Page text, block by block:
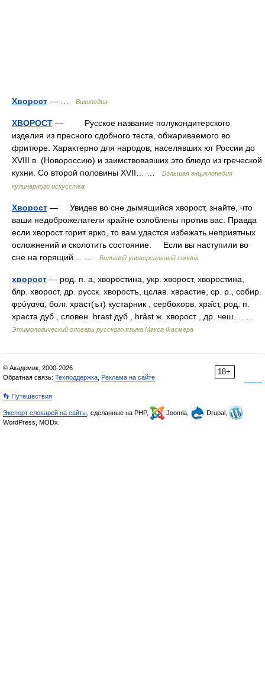
Хворост — … Википедия
ХВОРОСТ — Русское название полукондитерского
изделия из пресного сдобного теста, обжариваемого во
фритюре. Характерно для народов, населявших юг России до
XVIII в. (Новороссию) и заимствовавших это блюдо из греческой
кухни. Со второй половины XVII… …
Большая энциклопедия
кулинарного искусства
Хворост — Увидев во сне дымящийся хворост, знайте, что
ваши недоброжелатели крайне озлоблены против вас. Правда
если хворост горит ярко, то вам удастся избежать неприятных
осложнений и сколотить состояние. Если вы наступили во
сне на горящий… …
Большой универсальный сонник
хворост — род. п. а, хворостина, укр. хворост, хворостина,
блр. хворост, др. русск. хворостъ, цслав. хврастие, ср. р., собир.
φρύγανα, болг. храст(ът) кустарник , сербохорв. хра̑ст, род. п.
храста дуб , словен. hrast дуб , hrȃst ж. хворост , др. чеш.… …
Этимологический словарь русского языка Макса Фасмера
18+
© Академик, 2000-2026
Обратная связь: Техподдержка Реклама на сайте
👣 Путешествия
Экспорт словарей на сайты , сделанные на PHP, Joomla,
Drupal,
WordPress, MODx.